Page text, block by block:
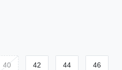
40 42 44 46